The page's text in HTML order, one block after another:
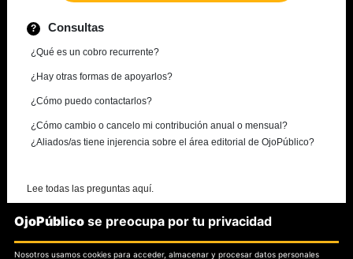
Consultas
¿Qué es un cobro recurrente?
¿Hay otras formas de apoyarlos?
¿Cómo puedo contactarlos?
¿Cómo cambio o cancelo mi contribución anual o mensual?
¿Aliados/as tiene injerencia sobre el área editorial de OjoPúblico?
Lee todas las preguntas aquí.
¿Necesitas más información?
OjoPúblico se preocupa por tu privacidad
Nosotros usamos cookies para acceder, almacenar y procesar datos personales